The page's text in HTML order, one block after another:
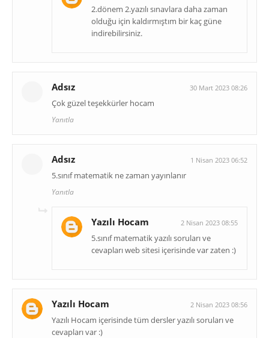
2.dönem 2.yazılı sınavlara daha zaman
olduğu için kaldırmıştım bir kaç güne
indirebilirsiniz.
Adsız 30 Mart 2023 08:26
Çok güzel teşekkürler hocam
Yanıtla
Adsız 1 Nisan 2023 06:52
5.sınıf matematik ne zaman yayınlanır
Yanıtla
Yazılı Hocam 2 Nisan 2023 08:55
5.sınıf matematik yazılı soruları ve
cevapları web sitesi içerisinde var zaten :)
Yazılı Hocam 2 Nisan 2023 08:56
Yazılı Hocam içerisinde tüm dersler yazılı soruları ve
cevapları var :)